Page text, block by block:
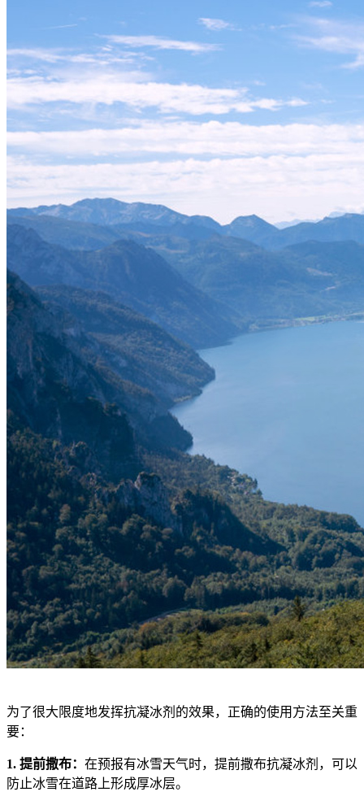
为了很大限度地发挥抗凝冰剂的效果，正确的使用方法至关重
要：
1. 提前撒布： 在预报有冰雪天气时，提前撒布抗凝冰剂，可以
防止冰雪在道路上形成厚冰层。